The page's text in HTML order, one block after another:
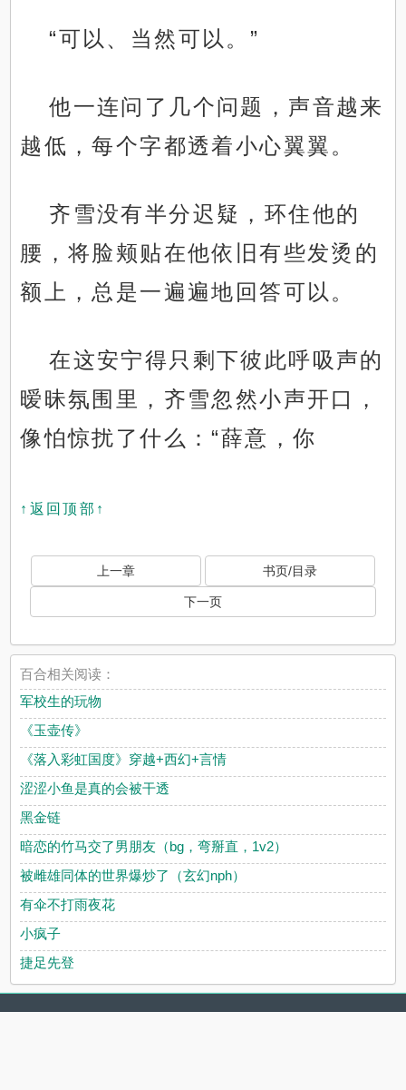
“可以、当然可以。”
他一连问了几个问题，声音越来
越低，每个字都透着小心翼翼。
齐雪没有半分迟疑，环住他的
腰，将脸颊贴在他依旧有些发烫的
额上，总是一遍遍地回答可以。
在这安宁得只剩下彼此呼吸声的
暧昧氛围里，齐雪忽然小声开口，
像怕惊扰了什么：“薛意，你
↑返回顶部↑
上一章 书页/目录
下一页
百合相关阅读：
军校生的玩物
《玉壶传》
《落入彩虹国度》穿越+西幻+言情
涩涩小鱼是真的会被干透
黑金链
暗恋的竹马交了男朋友（bg，弯掰直，1v2）
被雌雄同体的世界爆炒了（玄幻nph）
有伞不打雨夜花
小疯子
捷足先登